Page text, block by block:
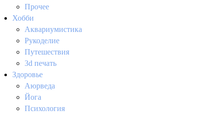
Прочее
Хобби
Аквариумистика
Рукоделие
Путешествия
3d печать
Здоровье
Аюрведа
Йога
Психология